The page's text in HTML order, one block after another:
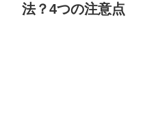
法？4つの注意点